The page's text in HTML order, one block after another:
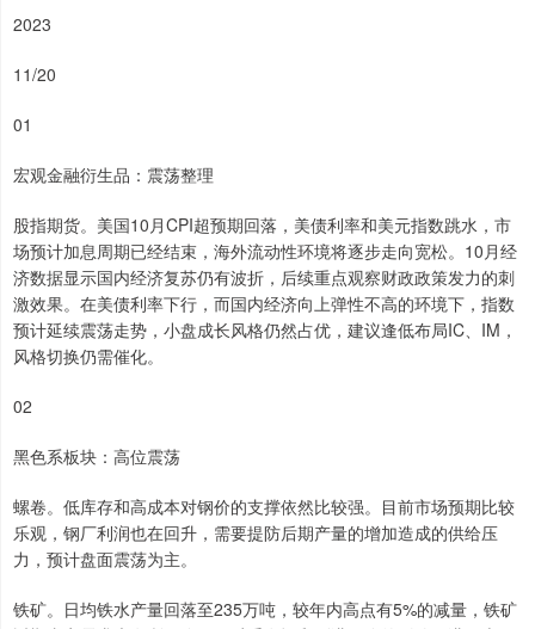
2023
11/20
01
宏观金融衍生品：震荡整理
股指期货。美国10月CPI超预期回落，美债利率和美元指数跳水，市
场预计加息周期已经结束，海外流动性环境将逐步走向宽松。10月经
济数据显示国内经济复苏仍有波折，后续重点观察财政政策发力的刺
激效果。在美债利率下行，而国内经济向上弹性不高的环境下，指数
预计延续震荡走势，小盘成长风格仍然占优，建议逢低布局IC、IM，
风格切换仍需催化。
02
黑色系板块：高位震荡
螺卷。低库存和高成本对钢价的支撑依然比较强。目前市场预期比较
乐观，钢厂利润也在回升，需要提防后期产量的增加造成的供给压
力，预计盘面震荡为主。
铁矿。日均铁水产量回落至235万吨，较年内高点有5%的减量，铁矿